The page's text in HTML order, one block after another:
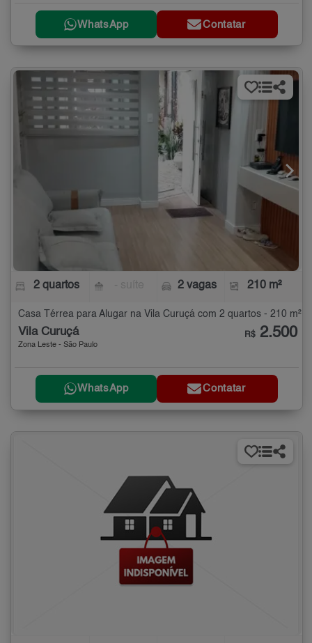
WhatsApp Contatar
2 quartos 2 vagas 210 m²
Casa Térrea para Alugar na Vila Curuçá com 2 quartos - 210 m²
Vila Curuçá
Zona Leste - São Paulo
R$ 2.500
WhatsApp Contatar